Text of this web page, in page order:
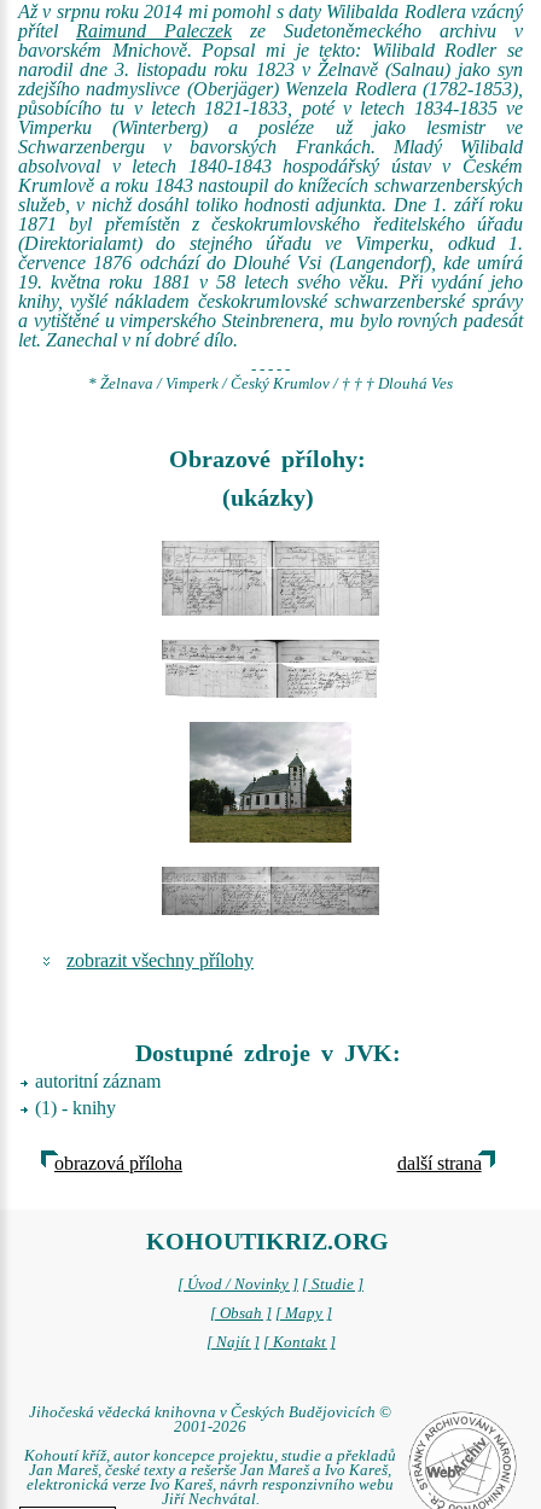
Až v srpnu roku 2014 mi pomohl s daty Wilibalda Rodlera vzácný
přítel Raimund Paleczekze Sudetoněmeckého archivu v
bavorském Mnichově. Popsal mi je tekto: Wilibald Rodler se
narodil dne 3. listopadu roku 1823 v Želnavě (Salnau) jako syn
zdejšího nadmyslivce (Oberjäger) Wenzela Rodlera (1782-1853),
působícího tu v letech 1821-1833, poté v letech 1834-1835 ve
Vimperku (Winterberg) a posléze už jako lesmistr ve
Schwarzenbergu v bavorských Frankách. Mladý Wilibald
absolvoval v letech 1840-1843 hospodářský ústav v Českém
Krumlově a roku 1843 nastoupil do knížecích schwarzenberských
služeb, v nichž dosáhl toliko hodnosti adjunkta. Dne 1. září roku
1871 byl přemístěn z českokrumlovského ředitelského úřadu
(Direktorialamt) do stejného úřadu ve Vimperku, odkud 1.
července 1876 odchází do Dlouhé Vsi (Langendorf), kde umírá
19. května roku 1881 v 58 letech svého věku. Při vydání jeho
knihy, vyšlé nákladem českokrumlovské schwarzenberské správy
a vytištěné u vimperského Steinbrenera, mu bylo rovných padesát
let. Zanechal v ní dobré dílo.
- - - - -
* Želnava / Vimperk / Český Krumlov / † † † Dlouhá Ves
Obrazové přílohy:
(ukázky)
zobrazit všechny přílohy
Dostupné zdroje v JVK:
autoritní záznam
(1) - knihy
obrazová příloha další strana
KOHOUTIKRIZ.ORG
[ Úvod / Novinky ] [ Studie ]
[ Obsah ] [ Mapy ]
[ Najít ] [ Kontakt ]
Jihočeská vědecká knihovna v Českých Budějovicích ©
2001-2026
Kohoutí kříž, autor koncepce projektu, studie a překladů
Jan Mareš, české texty a rešerše Jan Mareš a Ivo Kareš,
elektronická verze Ivo Kareš, návrh responzivního webu
Jiří Nechvátal.